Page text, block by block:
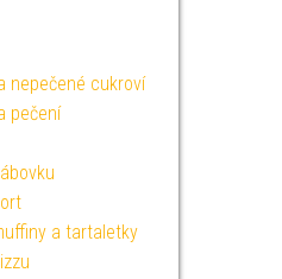
nepečené cukroví
pečení
a tartaletky